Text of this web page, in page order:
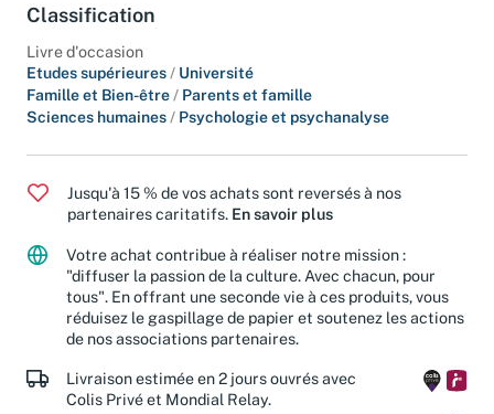
Classification
Livre d'occasion
Etudes supérieures / Université
Famille et Bien-être / Parents et famille
Sciences humaines / Psychologie et psychanalyse
Jusqu'à 15 % de vos achats sont reversés à nos
partenaires caritatifs. En savoir plus
Votre achat contribue à réaliser notre mission :
"diffuser la passion de la culture. Avec chacun, pour
tous". En offrant une seconde vie à ces produits, vous
réduisez le gaspillage de papier et soutenez les actions
de nos associations partenaires.
Livraison estimée en 2 jours ouvrés avec
Colis Privé et Mondial Relay.